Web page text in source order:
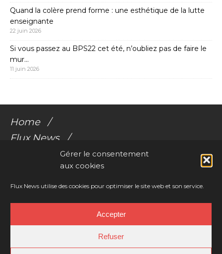
Gérer le consentement
aux cookies
Flux News utilise des cookies pour optimiser le site web et son service.
Accepter
Refuser
Quand la colère prend forme : une esthétique de la lutte
enseignante
22 juin 2026
Si vous passez au BPS22 cet été, n’oubliez pas de faire le
mur…
11 juin 2026
Home
Flux News
Galerie Flux
Videos
Résonances Corporelles